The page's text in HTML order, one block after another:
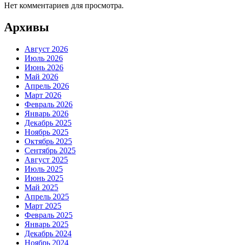
Нет комментариев для просмотра.
Архивы
Август 2026
Июль 2026
Июнь 2026
Май 2026
Апрель 2026
Март 2026
Февраль 2026
Январь 2026
Декабрь 2025
Ноябрь 2025
Октябрь 2025
Сентябрь 2025
Август 2025
Июль 2025
Июнь 2025
Май 2025
Апрель 2025
Март 2025
Февраль 2025
Январь 2025
Декабрь 2024
Ноябрь 2024